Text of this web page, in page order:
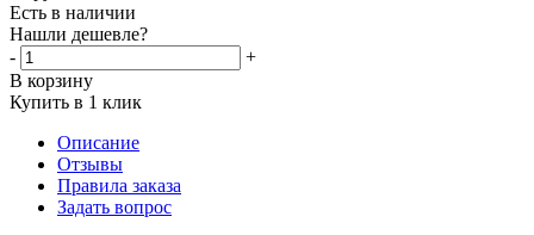
Есть в наличии
Нашли дешевле?
-
+
В корзину
Купить в 1 клик
Описание
Отзывы
Правила заказа
Задать вопрос